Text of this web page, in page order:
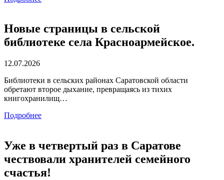
Новые страницы в сельской
библиотеке села Красноармейское.
12.07.2026
Библиотеки в сельских районах Саратовской области
обретают второе дыхание, превращаясь из тихих
книгохранилищ…
Подробнее
Уже в четвертый раз в Саратове
чествовали хранителей семейного
счастья!